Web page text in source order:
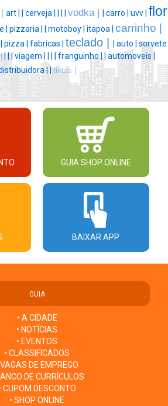
art | cerveja | vodka | carro | uvv | flor
| pizzaria | motoboy | itapoa | carrinho |
pizza | fabricas | teclado | auto | sorvete
|| viagem | franguinho | automoveis |
|
|tintas |
GUIA SHOP ONLINE
BAIXAR APP
GUIA
• A CIDADE
• NOTÍCIAS
• EVENTOS
• CLASSIFICADOS
VAGAS DE EMPREGO
DE CURRÍCULOS
CUPOM DESCONTO
• SHOP ONLINE